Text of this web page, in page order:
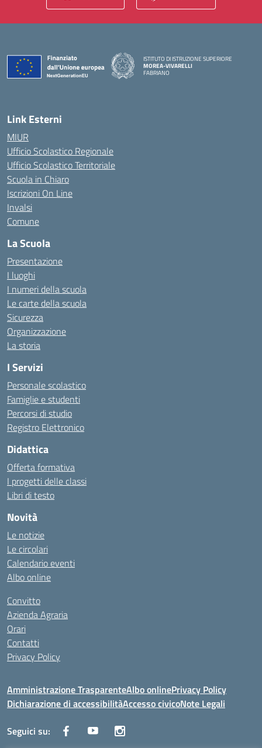
ISTITUTO DI ISTRUZIONE SUPERIORE
MOREA-VIVARELLI
FABRIANO
Link Esterni
MIUR
Ufficio Scolastico Regionale
Ufficio Scolastico Territoriale
Scuola in Chiaro
Iscrizioni On Line
Invalsi
Comune
La Scuola
Presentazione
I luoghi
I numeri della scuola
Le carte della scuola
Sicurezza
Organizzazione
La storia
I Servizi
Personale scolastico
Famiglie e studenti
Percorsi di studio
Registro Elettronico
Didattica
Offerta formativa
I progetti delle classi
Libri di testo
Novità
Le notizie
Le circolari
Calendario eventi
Albo online
Convitto
Azienda Agraria
Orari
Contatti
Privacy Policy
Amministrazione TrasparenteAlbo onlinePrivacy Policy
Dichiarazione di accessibilitàAccesso civicoNote Legali
Seguici su: